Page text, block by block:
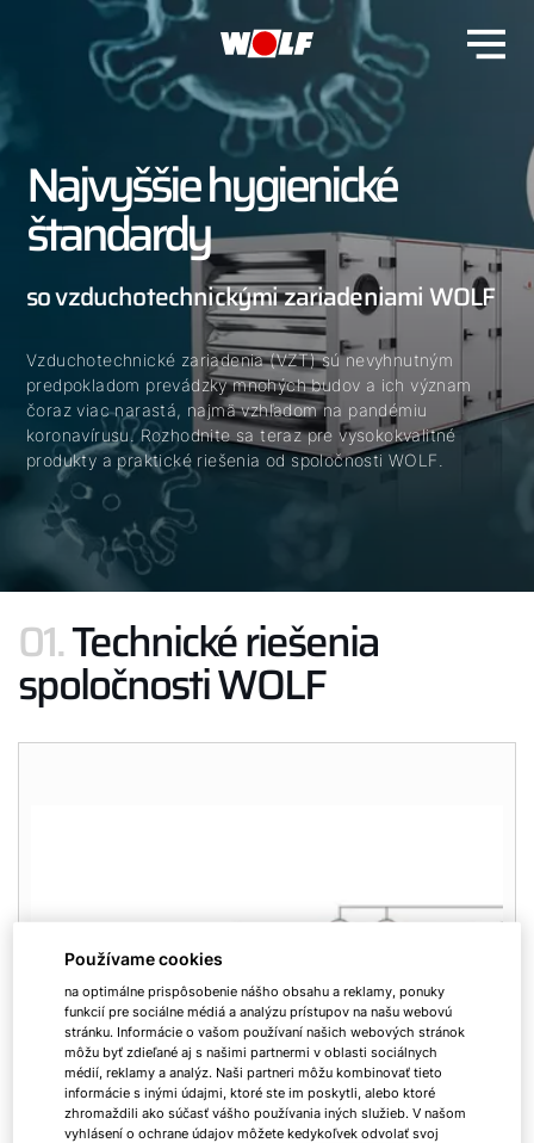
Najvyššie hygienické
štandardy
so vzduchotechnickými zariadeniami WOLF
Vzduchotechnické zariadenia (VZT) sú nevyhnutným
predpokladom prevádzky mnohých budov a ich význam
čoraz viac narastá, najmä vzhľadom na pandémiu
koronavírusu. Rozhodnite sa teraz pre vysokokvalitné
produkty a praktické riešenia od spoločnosti WOLF.
01.Technické riešenia
spoločnosti WOLF
Používame cookies
na optimálne prispôsobenie nášho obsahu a reklamy, ponuky
funkcií pre sociálne médiá a analýzu prístupov na našu webovú
stránku. Informácie o vašom používaní našich webových stránok
môžu byť zdieľané aj s našimi partnermi v oblasti sociálnych
médií, reklamy a analýz. Naši partneri môžu kombinovať tieto
informácie s inými údajmi, ktoré ste im poskytli, alebo ktoré
zhromaždili ako súčasť vášho používania iných služieb. V našom
vyhlásení o ochrane údajov môžete kedykoľvek odvolať svoj